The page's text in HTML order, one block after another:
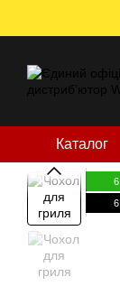
Каталог
6
6